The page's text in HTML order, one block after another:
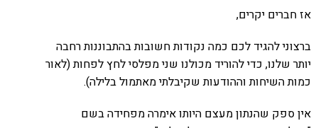
אז חברים יקרים,
ברצוני להגיד לכם כמה נקודות חשובות בהתבוננות רחבה
יותר שלנו, כדי להוריד מכולנו שני מפלסי לחץ לפחות (לאור
כמות השיחות וההודעות שקיבלתי מאתמול בלילה).
אין ספק שהנתון מעצם היותו אימרה מפחידה בשם